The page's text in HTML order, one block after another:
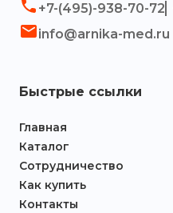
+7-(495)-938-70-72
info@arnika-med.ru
Быстрые ссылки
Главная
Каталог
Сотрудничество
Как купить
Контакты